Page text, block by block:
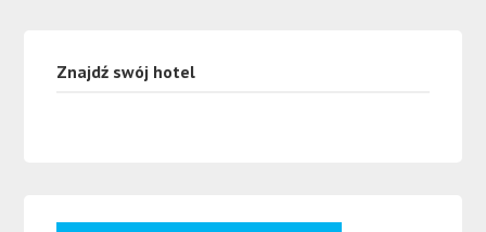
Znajdź swój hotel